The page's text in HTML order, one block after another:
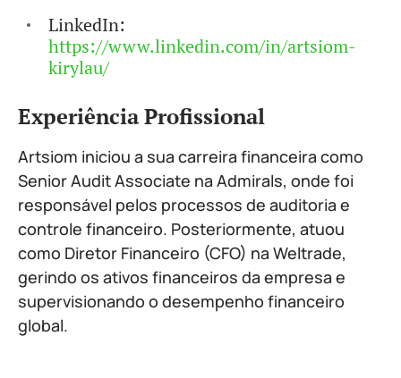
LinkedIn:
https://www.linkedin.com/in/artsiom-
kirylau/
Experiência Profissional
Artsiom iniciou a sua carreira financeira como
Senior Audit Associate na Admirals, onde foi
responsável pelos processos de auditoria e
controle financeiro. Posteriormente, atuou
como Diretor Financeiro (CFO) na Weltrade,
gerindo os ativos financeiros da empresa e
supervisionando o desempenho financeiro
global.